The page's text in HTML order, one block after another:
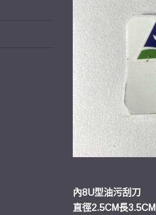
內8U型油污刮刀
直徑2.5CM長3.5CM